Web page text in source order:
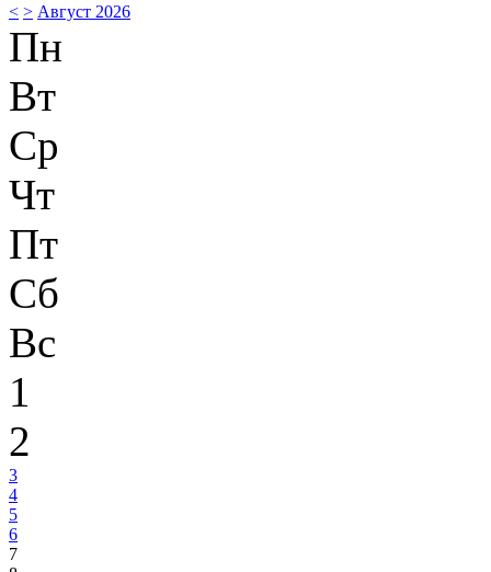
< > Август 2026
Пн
Вт
Ср
Чт
Пт
Сб
Вс
1
2
3
4
5
6
7